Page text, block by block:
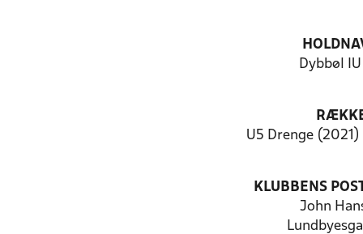
Dybbøl
U5 Drenge
KLUBBENS
John